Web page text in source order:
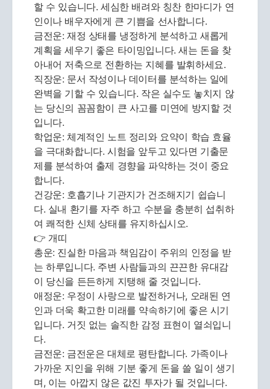
할 수 있습니다. 세심한 배려와 칭찬 한마디가 연
인이나 배우자에게 큰 기쁨을 선사합니다.
금전운: 재정 상태를 냉정하게 분석하고 새롭게
계획을 세우기 좋은 타이밍입니다. 새는 돈을 찾
아내어 저축으로 전환하는 지혜를 발휘하세요.
직장운: 문서 작성이나 데이터를 분석하는 일에
완벽을 기할 수 있습니다. 작은 실수도 놓치지 않
는 당신의 꼼꼼함이 큰 사고를 미연에 방지할 것
입니다.
학업운: 체계적인 노트 정리와 요약이 학습 효율
을 극대화합니다. 시험을 앞두고 있다면 기출문
제를 분석하여 출제 경향을 파악하는 것이 중요
합니다.
건강운: 호흡기나 기관지가 건조해지기 쉽습니
다. 실내 환기를 자주 하고 수분을 충분히 섭취하
여 쾌적한 신체 상태를 유지하십시오.
👉 개띠
총운: 진실한 마음과 책임감이 주위의 인정을 받
는 하루입니다. 주변 사람들과의 끈끈한 유대감
이 당신을 든든하게 지탱해 줄 것입니다.
애정운: 우정이 사랑으로 발전하거나, 오래된 연
인과 더욱 확고한 미래를 약속하기에 좋은 시기
입니다. 거짓 없는 솔직한 감정 표현이 열쇠입니
다.
금전운: 금전운은 대체로 평탄합니다. 가족이나
가까운 지인을 위해 기분 좋게 돈을 쓸 일이 생기
며, 이는 아깝지 않은 값진 투자가 될 것입니다.